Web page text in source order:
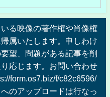
る映像の著作権や肖像権
属いたします。申しわけ
望、問題がある記事を削
応じます。お問い合わせ
form.os7.biz/f/c82c6596/
のアップロードは行なっ